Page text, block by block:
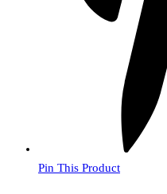
Pin This Product